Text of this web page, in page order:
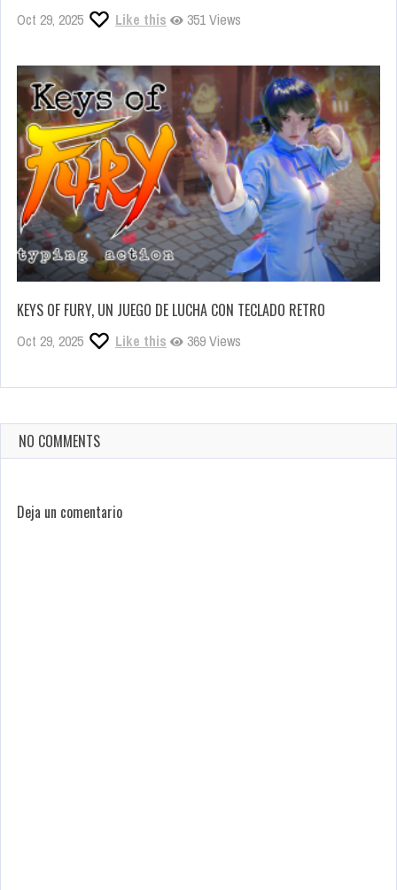
Oct 29, 2025 Like this 351 Views
KEYS OF FURY, UN JUEGO DE LUCHA CON TECLADO RETRO
Oct 29, 2025 Like this 369 Views
NO COMMENTS
Deja un comentario